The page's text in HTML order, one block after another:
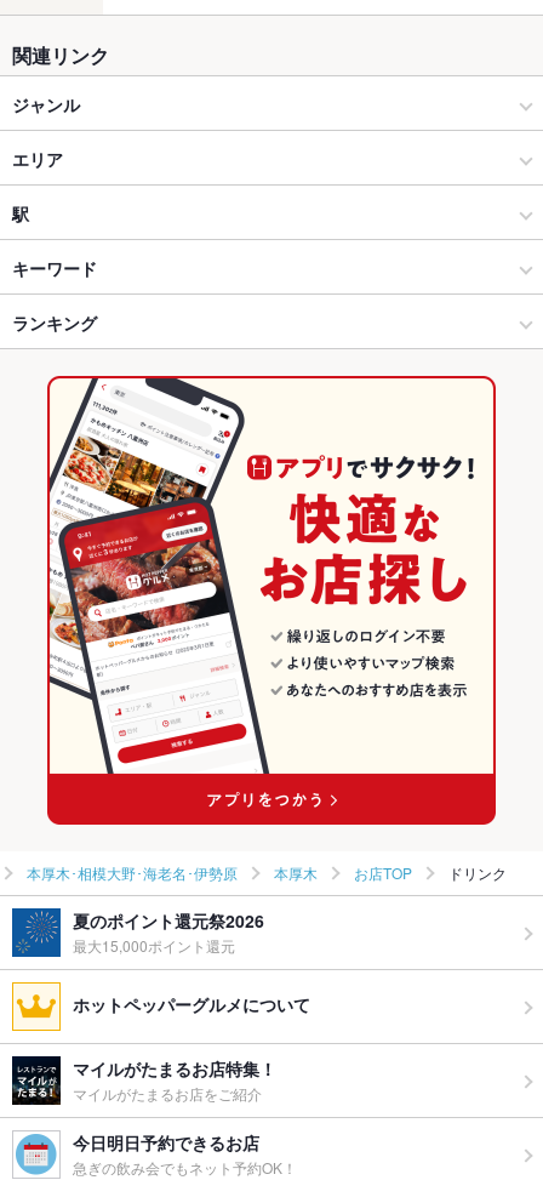
関連リンク
ジャンル
居酒屋
洋・和洋・各国料理・その他
本厚木･相模大野･海老名･伊勢原 × 居酒屋
本厚木･相模大野･海老名･伊勢原 × 洋・和洋・各国料理・その他
本厚木駅 × 居酒屋
本厚木駅 × 洋・和洋・各国料理・その他
焼肉・ホルモン
肉料理全般
本厚木･相模大野･海老名･伊勢原 × 焼肉・ホルモン
本厚木･相模大野･海老名･伊勢原 × 肉料理全般
本厚木駅 × 焼肉・ホルモン
本厚木駅 × 肉料理全般
エリア
本厚木
本厚木 × 居酒屋
本厚木 × 洋・和洋・各国料理・その他
本厚木 × 焼肉・ホルモン
本厚木 × 肉料理全般
神奈川
神奈川 × 居酒屋
神奈川 × 洋・和洋・各国料理・その他
神奈川 × 焼肉・ホルモン
神奈川 × 肉料理全般
駅
厚木駅
海老名駅
本厚木駅
キーワード
エビ料理
ランキング
神奈川のグルメランキング
神奈川の居酒屋ランキング
本厚木･相模大野･海老名･伊勢原のグルメランキング
本厚木･相模大野･海老名･伊勢原の居酒屋ランキング
本厚木のグルメランキング
本厚木の居酒屋ランキング
本厚木･相模大野･海老名･伊勢原 本厚木 お店TOP ドリンク
夏のポイント還元祭2026
最大15,000ポイント還元
ホットペッパーグルメについて
マイルがたまるお店特集！
マイルがたまるお店をご紹介
今日明日予約できるお店
急ぎの飲み会でもネット予約OK！